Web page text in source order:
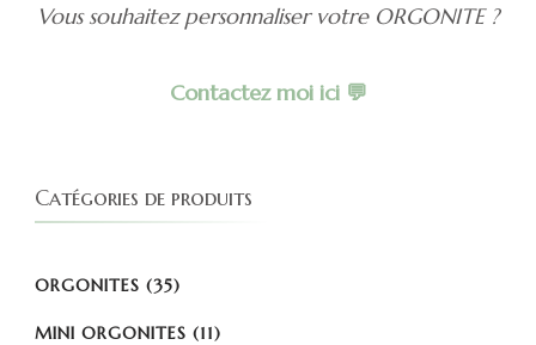
Vous souhaitez personnaliser votre ORGONITE ?
Contactez moi ici 💬
Catégories de produits
ORGONITES (35)
MINI ORGONITES (11)